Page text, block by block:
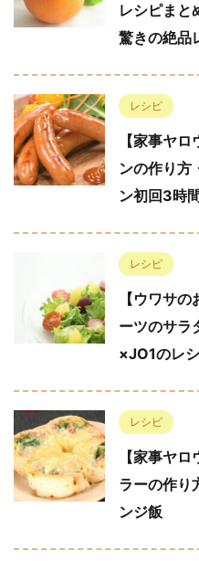
レシピまと
驚きの絶品
レシピ
【家事ヤ
ンの作り方
ン初回3時
レシピ
【ウワサ
ーツのサラ
×JO1のレ
レシピ
【家事ヤ
ラーの作り
ンジ飯